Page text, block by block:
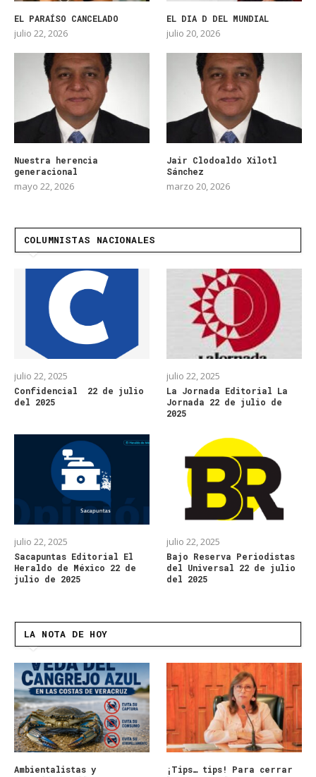
EL PARAÍSO CANCELADO
julio 22, 2026
EL DIA D DEL MUNDIAL
julio 20, 2026
Nuestra herencia
generacional
mayo 22, 2026
Jair Clodoaldo Xilotl
Sánchez
marzo 20, 2026
COLUMNISTAS NACIONALES
julio 22, 2025
Confidencial 22 de julio
del 2025
julio 22, 2025
La Jornada Editorial La
Jornada 22 de julio de
2025
julio 22, 2025
Sacapuntas Editorial El
Heraldo de México 22 de
julio de 2025
julio 22, 2025
Bajo Reserva Periodistas
del Universal 22 de julio
del 2025
LA NOTA DE HOY
Ambientalistas y
¡Tips… tips! Para cerrar